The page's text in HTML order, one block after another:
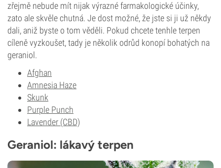
zřejmě nebude mít nijak výrazné farmakologické účinky,
zato ale skvěle chutná. Je dost možné, že jste si ji už někdy
dali, aniž byste o tom věděli. Pokud chcete tenhle terpen
cíleně vyzkoušet, tady je několik odrůd konopí bohatých na
geraniol.
Afghan
Amnesia Haze
Skunk
Purple Punch
Lavender (CBD)
Geraniol: lákavý terpen